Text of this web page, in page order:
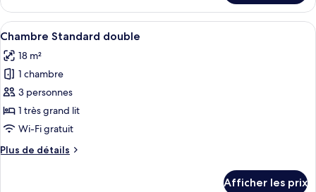
balcon,
vue
sur
la
mer
Chambre
quadruple
Deluxe,
vue
sur
mer
Afficher
toutes
les
photos
pour
ce
type
chambre :
Une chambre d’hôtel moderne,
5
Chambre Standard double
18 m²
1 chambre
3 personnes
1 très grand lit
Wi-Fi gratuit
Plus de détails
Plus
Afficher les prix